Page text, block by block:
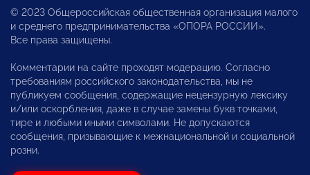
© 2023 Общероссийская общественная организация малого
и среднего предпринимательства «ОПОРА РОССИИ».
Все права защищены.
Комментарии на сайте проходят модерацию. Согласно
требованиям российского законодательства, мы не
публикуем сообщения, содержащие нецензурную лексику
и/или оскорбления, даже в случае замены букв точками,
тире и любыми иными символами. Не допускаются
сообщения, призывающие к межнациональной и социальной
розни.